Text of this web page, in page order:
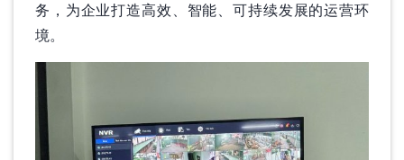
务，为企业打造高效、智能、可持续发展的运营环
境。